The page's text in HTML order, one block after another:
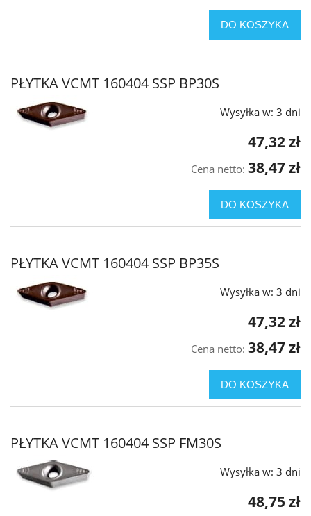
DO KOSZYKA
PŁYTKA VCMT 160404 SSP BP30S
Wysyłka w: 3 dni
47,32 zł
Cena netto: 38,47 zł
DO KOSZYKA
PŁYTKA VCMT 160404 SSP BP35S
Wysyłka w: 3 dni
47,32 zł
Cena netto: 38,47 zł
DO KOSZYKA
PŁYTKA VCMT 160404 SSP FM30S
Wysyłka w: 3 dni
48,75 zł